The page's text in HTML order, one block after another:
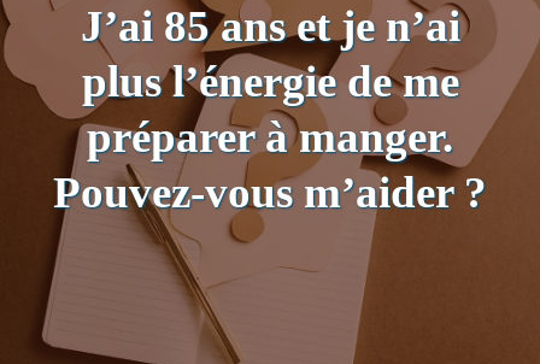
Soin à domicile
Service à la personne
Tarifs
Qui sommes-nous ?
Recrutement
J’ai 85 ans et je n’ai
plus l’énergie de me
préparer à manger.
Pouvez-vous m’aider ?